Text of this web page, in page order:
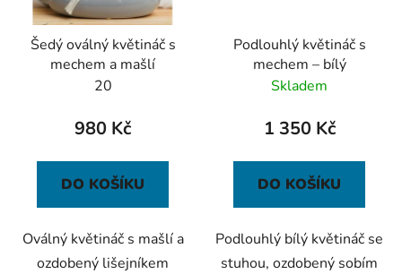
Šedý oválný květináč s
mechem a mašlí
20
980 Kč
DO KOŠÍKU
Oválný květináč s mašlí a
ozdobený lišejníkem
Podlouhlý květináč s
mechem – bílý
Skladem
1 350 Kč
DO KOŠÍKU
Podlouhlý bílý květináč se
stuhou, ozdobený sobím